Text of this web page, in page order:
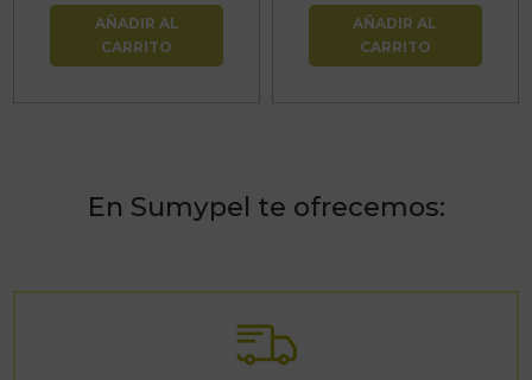
AÑADIR AL
CARRITO
AÑADIR AL
CARRITO
En Sumypel te ofrecemos: